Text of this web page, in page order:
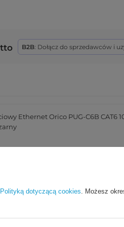
B2B: Dołącz do sprzedawców i
Ethernet Orico PUG-C6B CAT6
Polityką dotyczącą cookies. Możesz